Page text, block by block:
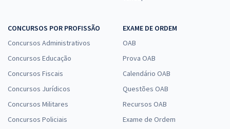
CONCURSOS POR PROFISSÃO
Concursos Administrativos
Concursos Educação
Concursos Fiscais
Concursos Jurídicos
Concursos Militares
Concursos Policiais
EXAME DE ORDEM
OAB
Prova OAB
Calendário OAB
Questões OAB
Recursos OAB
Exame de Ordem